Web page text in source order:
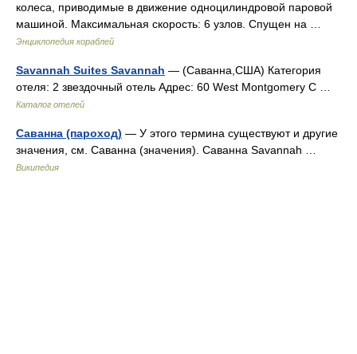
колеса, приводимые в движение одноцилиндровой паровой
машиной. Максимальная скорость: 6 узлов. Спущен на …
Энциклопедия кораблей
Savannah Suites Savannah — (Саванна,США) Категория
отеля: 2 звездочный отель Адрес: 60 West Montgomery C …
Каталог отелей
Саванна (пароход) — У этого термина существуют и другие
значения, см. Саванна (значения). Саванна Savannah …
Википедия